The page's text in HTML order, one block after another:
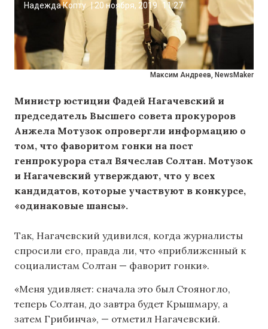
Максим Андреев, NewsMaker
Надежда Копту 20 ноября, 2019 11:27
Министр юстиции Фадей Нагачевский и
председатель Высшего совета прокуроров
Анжела Мотузок опровергли информацию о
том, что фаворитом гонки на пост
генпрокурора стал Вячеслав Солтан. Мотузок
и Нагачевский утверждают, что у всех
кандидатов, которые участвуют в конкурсе,
«одинаковые шансы».
Так, Нагачевский удивился, когда журналисты
cпросили его, правда ли, что «приближенный к
социалистам Солтан — фаворит гонки».
«Меня удивляет: сначала это был Стояногло,
теперь Солтан, до завтра будет Крышмару, а
затем Грибинча», — отметил Нагачевский.